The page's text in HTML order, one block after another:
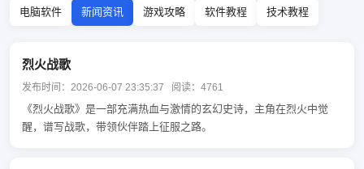
电脑软件 新闻资讯 游戏攻略 软件教程 技术教程
烈火战歌
发布时间：2026-06-07 23:35:37 阅读：4761
《烈火战歌》是一部充满热血与激情的玄幻史诗，主角在烈火中觉
醒，谱写战歌，带领伙伴踏上征服之路。